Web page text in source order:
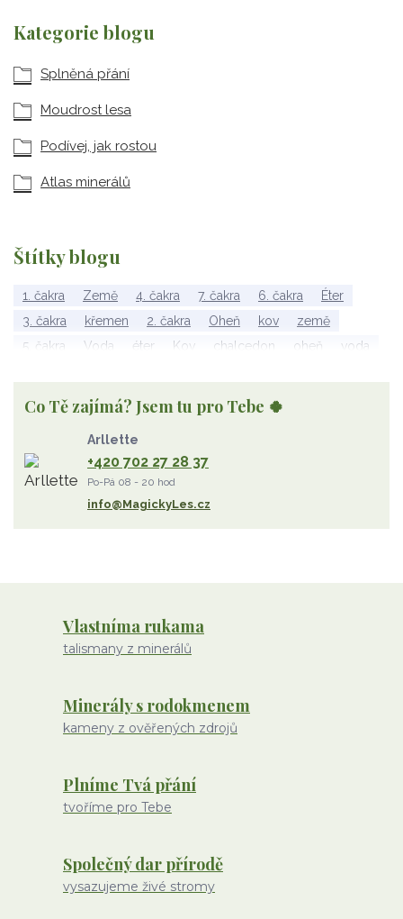
Kategorie blogu
Splněná přání
Moudrost lesa
Podívej, jak rostou
Atlas minerálů
Štítky blogu
1. čakra Země 4. čakra 7. čakra 6. čakra
Éter
3. čakra
křemen 2. čakra Oheň kov
země
5. čakra
Voda éter Kov chalcedon oheň
voda
Wu Xing
apatit
diamant
olivín
želva jahodový křemen
rodochrozit
červený achát
Co Tě zajímá? Jsem tu pro Tebe 🍀
Arllette
+420 702 27 28 37
Po-Pá 08 - 20 hod
info@MagickyLes.cz
Vlastníma rukama
talismany z minerálů
Minerály s rodokmenem
kameny z ověřených zdrojů
Plníme Tvá přání
tvoříme pro Tebe
Společný dar přírodě
vysazujeme živé stromy